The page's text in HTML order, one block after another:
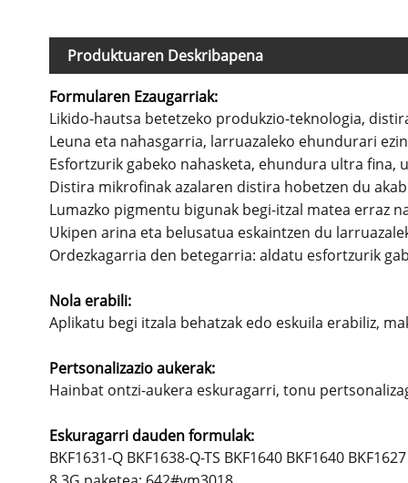
Produktuaren Deskribapena
Formularen Ezaugarriak:
Likido-hautsa betetzeko produkzio-teknologia,
Leuna eta nahasgarria, larruazaleko ehundurari
Esfortzurik gabeko nahasketa, ehundura ultra fina,
Distira mikrofinak azalaren distira hobetzen du
Lumazko pigmentu bigunak begi-itzal matea erraz
Ukipen arina eta belusatua eskaintzen du
Ordezkagarria den betegarria: aldatu esfortzurik
Nola erabili:
Aplikatu begi itzala behatzak edo eskuila erabiliz,
Pertsonalizazio aukerak:
Hainbat ontzi-aukera eskuragarri, tonu
Eskuragarri dauden formulak:
BKF1631-Q BKF1638-Q-TS BKF1640 BKF1640